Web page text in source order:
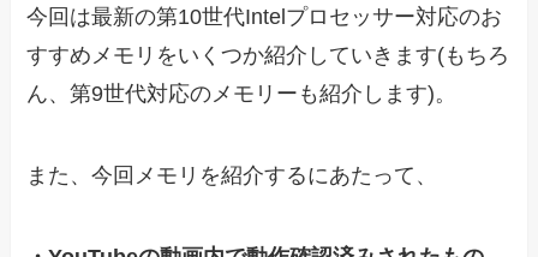
今回は最新の第10世代Intelプロセッサー対応のお
すすめメモリをいくつか紹介していきます(もちろ
ん、第9世代対応のメモリーも紹介します)。
また、今回メモリを紹介するにあたって、